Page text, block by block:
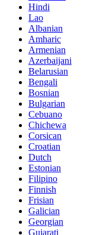
Hindi
Lao
Albanian
Amharic
Armenian
Azerbaijani
Belarusian
Bengali
Bosnian
Bulgarian
Cebuano
Chichewa
Corsican
Croatian
Dutch
Estonian
Filipino
Finnish
Frisian
Galician
Georgian
Gujarati